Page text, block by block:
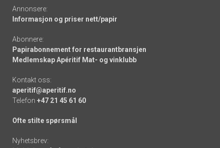
Annonsere:
Informasjon og priser nett/papir
Abonnere:
Papirabonnement for restaurantbransjen
Medlemskap Apéritif Mat- og vinklubb
Kontakt oss:
aperitif@aperitif.no
Telefon +47 21 45 61 60
Ofte stilte spørsmål
Nyhetsbrev: